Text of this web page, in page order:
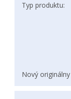
Typ produktu:
Nový originálny